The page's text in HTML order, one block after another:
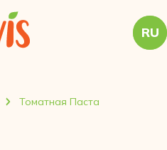
RU
Томатная Паста